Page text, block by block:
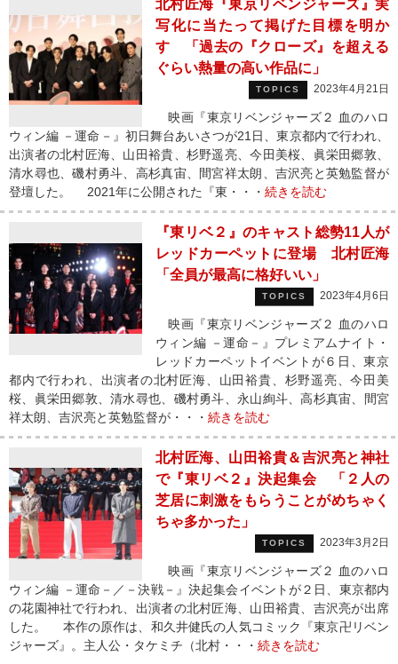
北村匠海『東京リベンジャーズ』実
写化に当たって掲げた目標を明か
す 「過去の『クローズ』を超える
ぐらい熱量の高い作品に」
TOPICS 2023年4月21日
映画『東京リベンジャーズ２ 血のハロ
ウィン編 －運命－』初日舞台あいさつが21日、東京都内で行われ、
出演者の北村匠海、山田裕貴、杉野遥亮、今田美桜、眞栄田郷敦、
清水尋也、磯村勇斗、高杉真宙、間宮祥太朗、吉沢亮と英勉監督が
登壇した。 2021年に公開された『東・・・ 続きを読む
『東リベ２』のキャスト総勢11人が
レッドカーペットに登場 北村匠海
「全員が最高に格好いい」
TOPICS 2023年4月6日
映画『東京リベンジャーズ２ 血のハロ
ウィン編 －運命－』プレミアムナイト・
レッドカーペットイベントが６日、東京
都内で行われ、出演者の北村匠海、山田裕貴、杉野遥亮、今田美
桜、眞栄田郷敦、清水尋也、磯村勇斗、永山絢斗、高杉真宙、間宮
祥太朗、吉沢亮と英勉監督が・・・ 続きを読む
北村匠海、山田裕貴＆吉沢亮と神社
で『東リベ２』決起集会 「２人の
芝居に刺激をもらうことがめちゃく
ちゃ多かった」
TOPICS 2023年3月2日
映画『東京リベンジャーズ２ 血のハロ
ウィン編 －運命－／－決戦－』決起集会イベントが２日、東京都内
の花園神社で行われ、出演者の北村匠海、山田裕貴、吉沢亮が出席
した。 本作の原作は、和久井健氏の人気コミック『東京卍リベン
ジャーズ』。主人公・タケミチ（北村・・・ 続きを読む